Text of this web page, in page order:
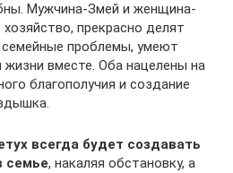
Мужчина-Змей и женщина-
прекрасно делят
проблемы, умеют
вместе. Оба нацелены на
благополучия и создание
всегда будет создавать
семье, накаляя обстановку, а